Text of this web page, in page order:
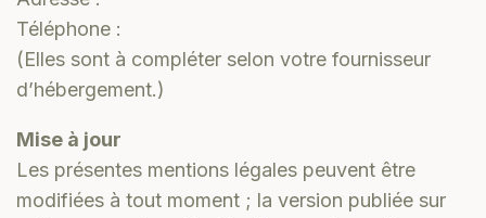
Téléphone :
(Elles sont à compléter selon votre fournisseur
d’hébergement.)
Mise à jour
Les présentes mentions légales peuvent être
modifiées à tout moment ; la version publiée sur